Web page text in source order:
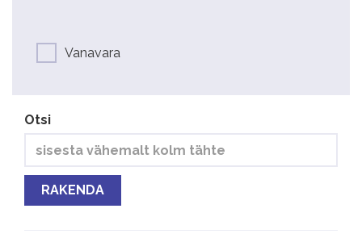
Vanavara
Otsi
RAKENDA